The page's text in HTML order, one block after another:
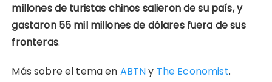
millones de turistas chinos salieron de su país, y
gastaron 55 mil millones de dólares fuera de sus
fronteras.
Más sobre el tema en ABTNy The Economist.